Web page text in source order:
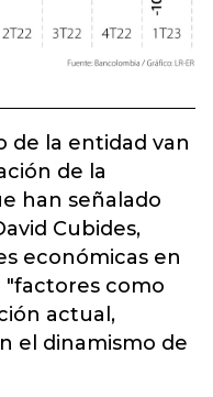
de la entidad van
de la
han señalado
Cubides,
económicas en
"factores como
actual,
el dinamismo de